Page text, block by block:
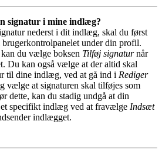
signatur i mine indlæg?
nederst i dit indlæg, skal du først
brugerkontrolpanelet under din profil.
du vælge boksen Tilføj signaturnår
Du kan også vælge at der altid skal
til dine indlæg, ved at gå ind i Rediger
vælge at signaturen skal tilføjes som
dette, kan du stadig undgå at din
et specifikt indlæg ved at fravælge Indsæt
indlægget.